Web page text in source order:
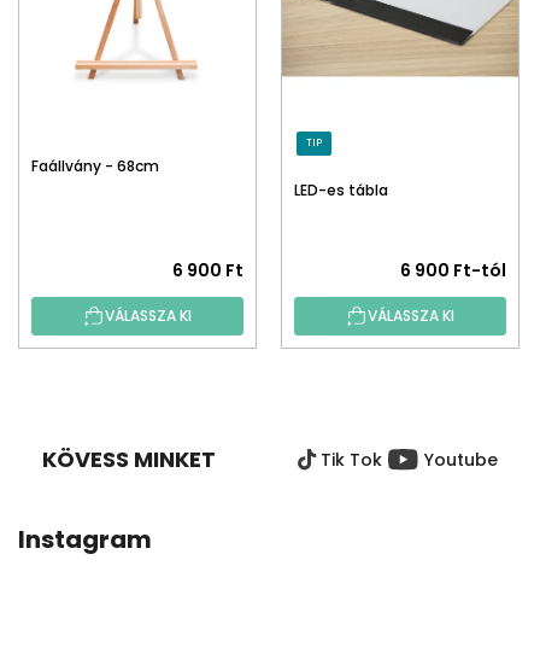
Faállvány - 68cm
6 900 Ft
VÁLASSZA KI
TIP
LED-es tábla
6 900 Ft-tól
VÁLASSZA KI
KÖVESS MINKET Tik Tok Youtube
Instagram